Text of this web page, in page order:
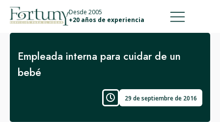
911 887 226
Desde 2005
+20 años de experiencia
Empleada interna para cuidar de un
bebé
29 de septiembre de 2016